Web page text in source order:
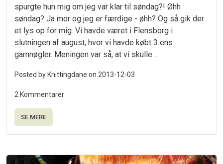
spurgte hun mig om jeg var klar til søndag?! Øhh
søndag? Ja mor og jeg er færdige - øhh? Og så gik der
et lys op for mig. Vi havde været i Flensborg i
slutningen af august, hvor vi havde købt 3 ens
garnnøgler. Meningen var så, at vi skulle…
Posted by Knittingdane on 2013-12-03
2 Kommentarer
SE MERE